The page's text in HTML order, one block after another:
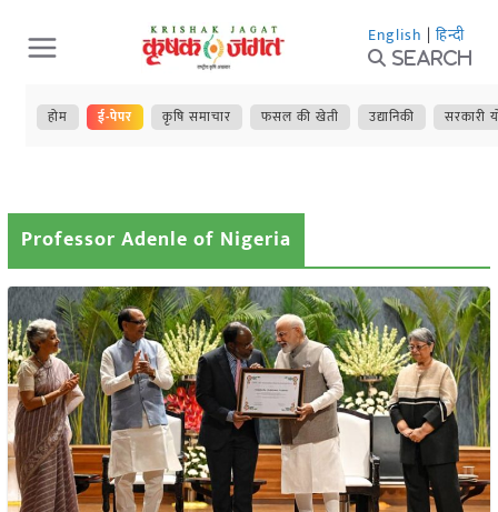
Skip
to
content
English | हिन्दी
Search
होम ई-पेपर कृषि समाचार फसल की खेती उद्यानिकी सरकारी
Professor Adenle of Nigeria